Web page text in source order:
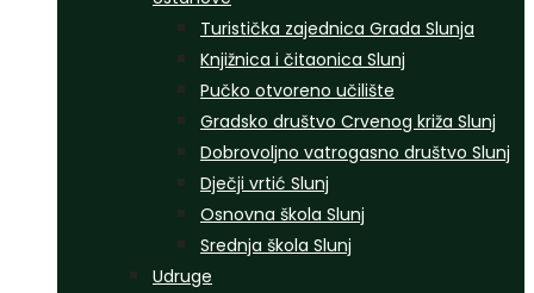
Turistička zajednica Grada Slunja
Knjižnica i čitaonica Slunj
Pučko otvoreno učilište
Gradsko društvo Crvenog križa Slunj
Dobrovoljno vatrogasno društvo Slunj
Dječji vrtić Slunj
Osnovna škola Slunj
Srednja škola Slunj
Udruge